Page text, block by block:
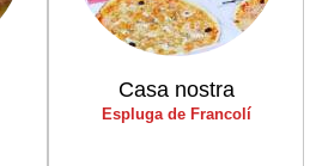
Casa nostra
Espluga de Francolí